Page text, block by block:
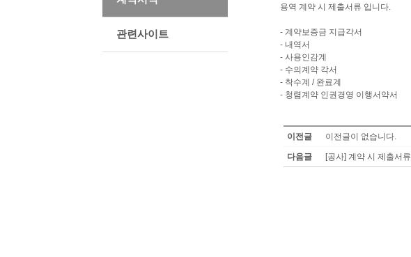
관련사이트
용역 계약 시 제출서류 입니다.
- 계약보증금 지급각서
- 내역서
- 사용인감계
- 수의계약 각서
- 착수계 / 완료계
- 청렴계약 인권경영 이행서약서
이전글 이전글이 없습니다.
다음글 [공사] 계약 시 제출서류